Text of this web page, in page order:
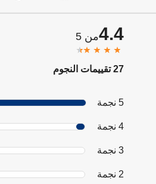
4.4من 5
27 تقييمات النجوم
5 نجمة
4 نجمة
3 نجمة
2 نجمة